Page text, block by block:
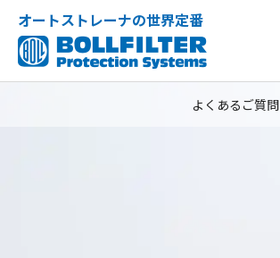
オートストレーナの世界定番
よくあるご質問